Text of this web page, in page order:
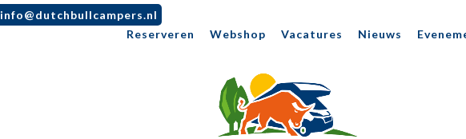
info@dutchbullcampers.nl
Reserveren
Webshop Vacatures Nieuws